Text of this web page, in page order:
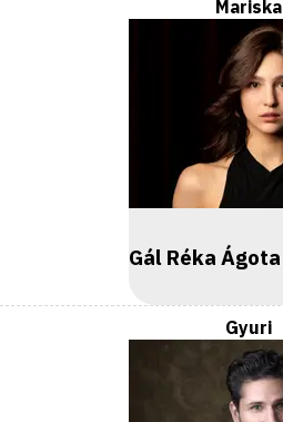
Mariska
Gál Réka Ágota
Gyuri